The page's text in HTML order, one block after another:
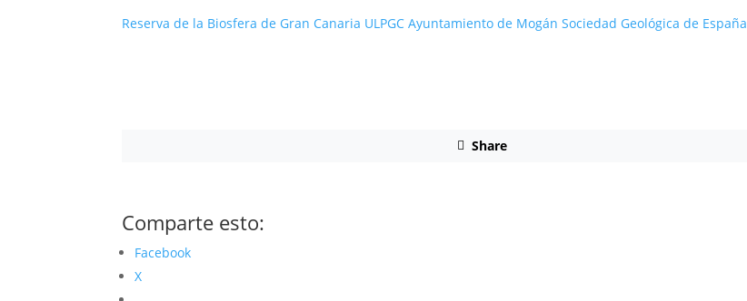
Reserva de la Biosfera de Gran Canaria ULPGC Ayuntamiento de Mogán Sociedad Geológica de España
Share
Comparte esto:
Facebook
X